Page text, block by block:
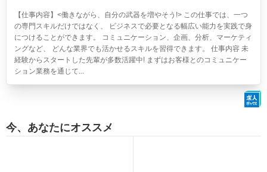
【仕事内容】<働きながら、自分の武器を増やそう!> この仕事では、一つ
の専門スキルだけではなく、 ビジネスで必要となる幅広い能力を実践で身
につけることができます。 コミュニケーション、企画、分析、マーケティ
ングなど、 どんな業界でも活かせるスキルを習得できます。 仕事内容 未
経験からスタートした先輩が多数活躍中! まずはお客様とのコミュニケー
ション業務を通じて...
今、あなたにオススメ